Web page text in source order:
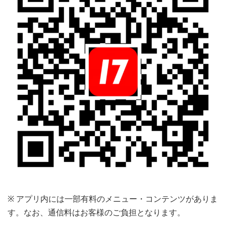
※ アプリ内には一部有料のメニュー・コンテンツがありま
す。なお、通信料はお客様のご負担となります。